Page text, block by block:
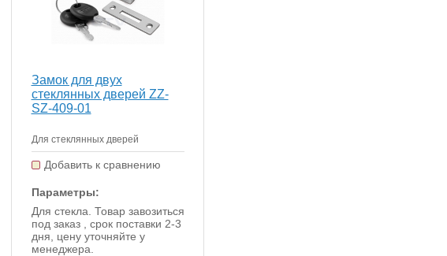
Замок для двух
стеклянных дверей ZZ-
SZ-409-01
Для стеклянных дверей
Добавить к сравнению
Параметры:
Для стекла. Товар завозиться
под заказ , срок поставки 2-3
дня, цену уточняйте у
менеджера.